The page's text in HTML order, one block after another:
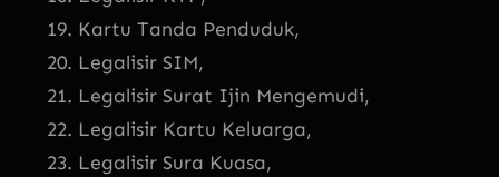
Kartu Tanda Penduduk,
Legalisir SIM,
Legalisir Surat Ijin Mengemudi,
Legalisir Kartu Keluarga,
Legalisir Sura Kuasa,